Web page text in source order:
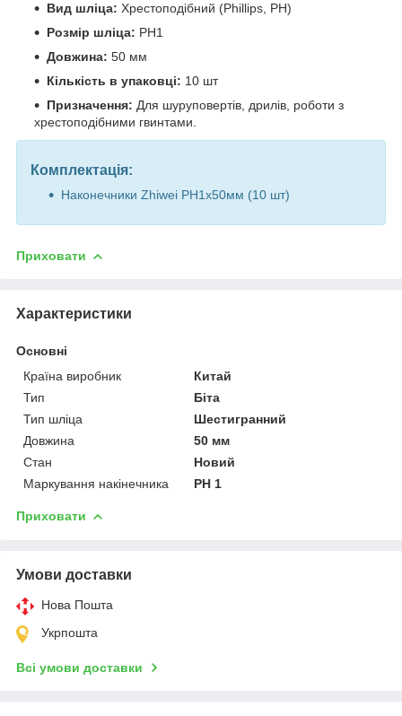
Вид шліца: Хрестоподібний (Phillips, PH)
Розмір шліца: PH1
Довжина: 50 мм
Кількість в упаковці: 10 шт
Призначення: Для шуруповертів, дрилів, роботи з
хрестоподібними гвинтами.
Комплектація:
Наконечники Zhiwei PH1х50мм (10 шт)
Приховати
Характеристики
Основні
Країна виробник
Китай
Тип
Біта
Тип шліца
Шестигранний
Довжина
50 мм
Стан
Новий
Маркування накінечника
PH 1
Приховати
Умови доставки
Нова Пошта
Укрпошта
Всі умови доставки